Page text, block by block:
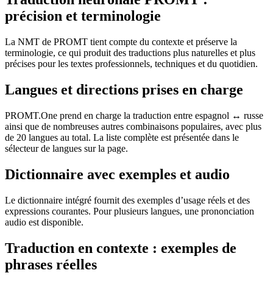
précision et terminologie
La NMT de PROMT tient compte du contexte et préserve la
terminologie, ce qui produit des traductions plus naturelles et plus
précises pour les textes professionnels, techniques et du quotidien.
Langues et directions prises en charge
PROMT.One prend en charge la traduction entre espagnol ↔ russe
ainsi que de nombreuses autres combinaisons populaires, avec plus
de 20 langues au total. La liste complète est présentée dans le
sélecteur de langues sur la page.
Dictionnaire avec exemples et audio
Le dictionnaire intégré fournit des exemples d’usage réels et des
expressions courantes. Pour plusieurs langues, une prononciation
audio est disponible.
Traduction en contexte : exemples de
phrases réelles